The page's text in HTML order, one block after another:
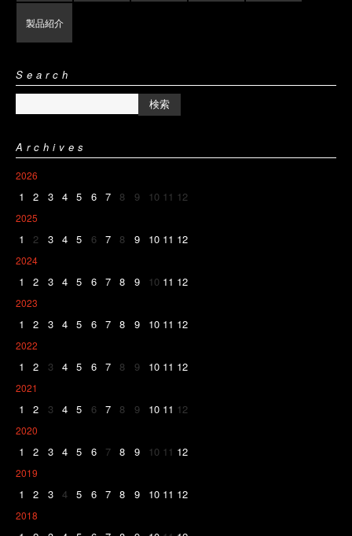
製品紹介
Search
Archives
2026
1 2 3 4 5 6 7 8 9 10 11 12
2025
1 2 3 4 5 6 7 8 9 10 11 12
2024
1 2 3 4 5 6 7 8 9 10 11 12
2023
1 2 3 4 5 6 7 8 9 10 11 12
2022
1 2 3 4 5 6 7 8 9 10 11 12
2021
1 2 3 4 5 6 7 8 9 10 11 12
2020
1 2 3 4 5 6 7 8 9 10 11 12
2019
1 2 3 4 5 6 7 8 9 10 11 12
2018